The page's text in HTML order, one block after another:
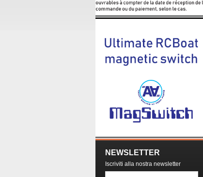
NEWSLETTER
Iscriviti alla nostra newsletter